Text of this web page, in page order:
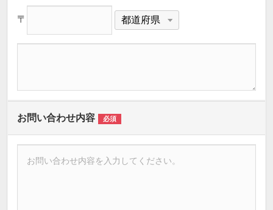
〒
お問い合わせ内容 必須